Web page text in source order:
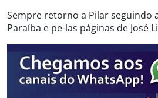
Sempre retorno a Pilar seguindo
Paraíba e pe-las páginas de José